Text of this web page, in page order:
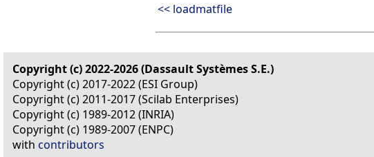
<< loadmatfile
Copyright (c) 2022-2026 (Dassault Systèmes S.E.)
Copyright (c) 2017-2022 (ESI Group)
Copyright (c) 2011-2017 (Scilab Enterprises)
Copyright (c) 1989-2012 (INRIA)
Copyright (c) 1989-2007 (ENPC)
with contributors